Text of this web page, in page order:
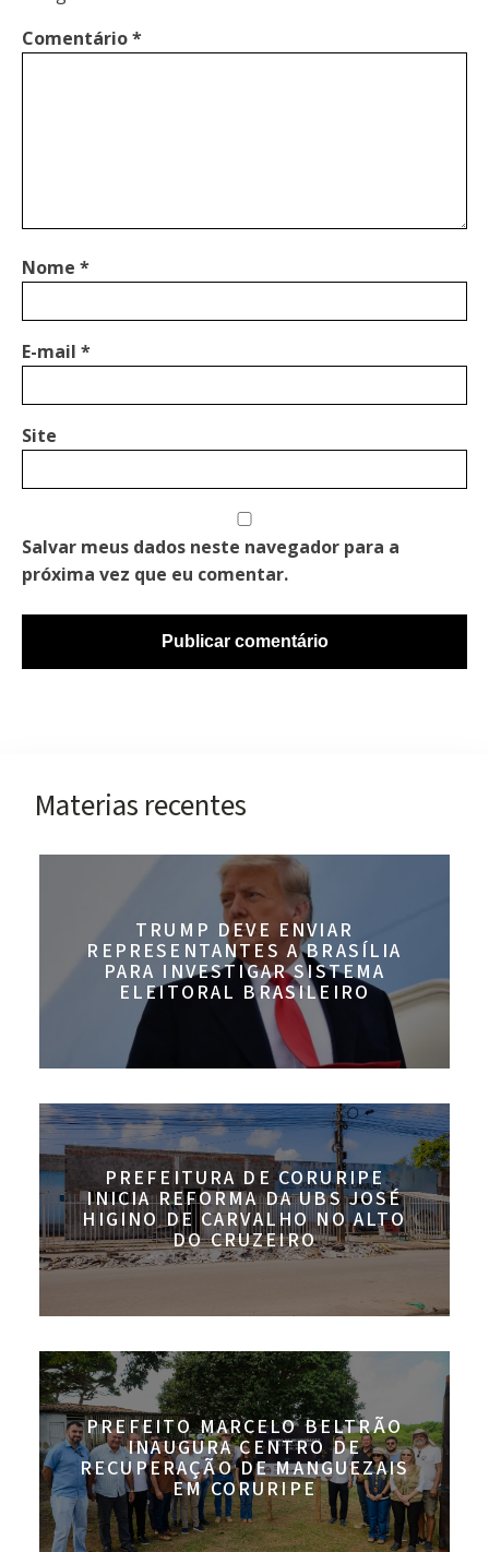
Comentário*
Nome *
E-mail *
Site
Salvar meus dados neste navegador para a
próxima vez que eu comentar.
Materias recentes
TRUMP DEVE ENVIAR
REPRESENTANTES A BRASÍLIA
PARA INVESTIGAR SISTEMA
ELEITORAL BRASILEIRO
PREFEITURA DE CORURIPE
INICIA REFORMA DA UBS JOSÉ
HIGINO DE CARVALHO NO ALTO
DO CRUZEIRO
PREFEITO MARCELO BELTRÃO
INAUGURA CENTRO DE
RECUPERAÇÃO DE MANGUEZAIS
EM CORURIPE